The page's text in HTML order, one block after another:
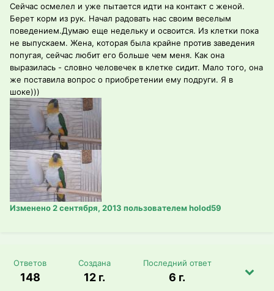
Сейчас осмелел и уже пытается идти на контакт с женой.
Берет корм из рук. Начал радовать нас своим веселым
поведением.Думаю еще недельку и освоится. Из клетки пока
не выпускаем. Жена, которая была крайне против заведения
попугая, сейчас любит его больше чем меня. Как она
выразилась - словно человечек в клетке сидит. Мало того, она
же поставила вопрос о приобретении ему подруги. Я в
шоке)))
Изменено2 сентября, 2013 пользователем holod59
Ответов
148
Создана
12 г.
Последний ответ
6 г.